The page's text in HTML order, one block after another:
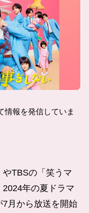
報を発信していま
TBSの「笑うマ
2024年の夏ドラマ
7月から放送を開始